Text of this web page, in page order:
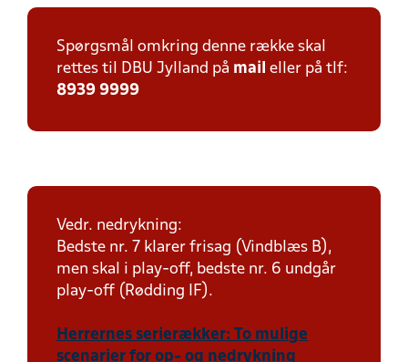
Spørgsmål omkring denne række skal
rettes til DBU Jylland på mail eller på tlf:
8939 9999
Vedr. nedrykning:
Bedste nr. 7 klarer frisag (Vindblæs B),
men skal i play-off, bedste nr. 6 undgår
play-off (Rødding IF).
Herrernes serierækker: To mulige
scenarier for op- og nedrykning